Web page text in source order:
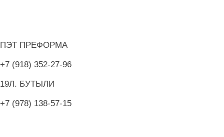
ПЭТ ПРЕФОРМА
+7 (918) 352-27-96
19Л. БУТЫЛИ
+7 (978) 138-57-15